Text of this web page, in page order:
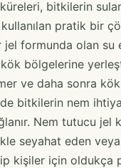
bitkilerin
pratik bir
jel formunda olan su
bölgelerine
ve daha sonra
bitkilerin nem
Nem tutucu jel
seyahat eden
kişiler için oldukça